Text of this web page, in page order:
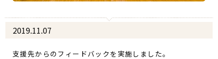
2019.11.07
支援先からのフィードバックを実施しました。